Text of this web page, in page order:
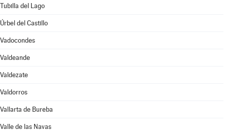
Tubilla del Lago
Úrbel del Castillo
Vadocondes
Valdeande
Valdezate
Valdorros
Vallarta de Bureba
Valle de las Navas